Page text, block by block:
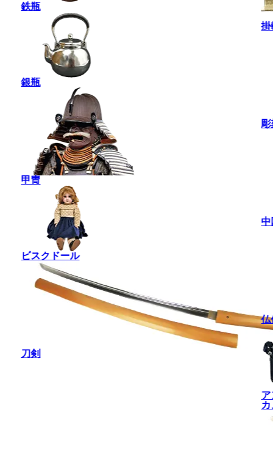
鉄瓶
銀瓶
甲冑
ビスクドール
刀剣
掛
彫
中
仏
ア